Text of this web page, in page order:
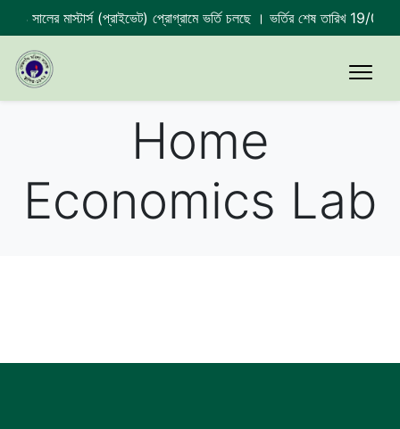
সালের মাস্টার্স (প্রাইভেট) প্রোগ্রামে ভর্তি চলছে । ভর্তির শেষ তারিখ 19/
Home
Economics Lab